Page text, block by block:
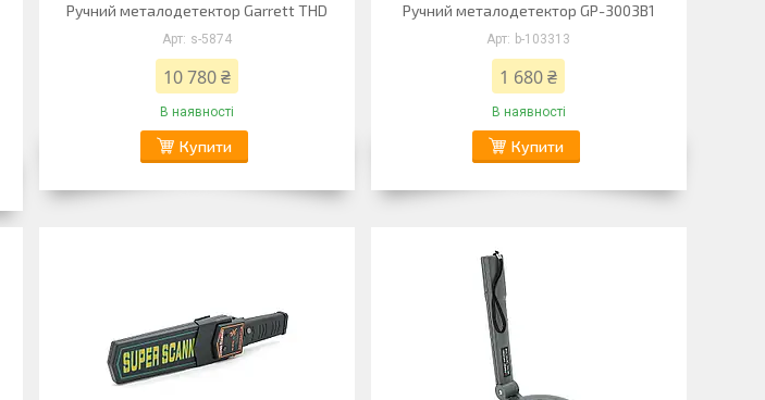
Ручний металодетектор Garrett THD
s-5874
10 780 ₴
В наявності
Купити
Ручний металодетектор GP-3003B1
b-103313
1 680 ₴
В наявності
Купити